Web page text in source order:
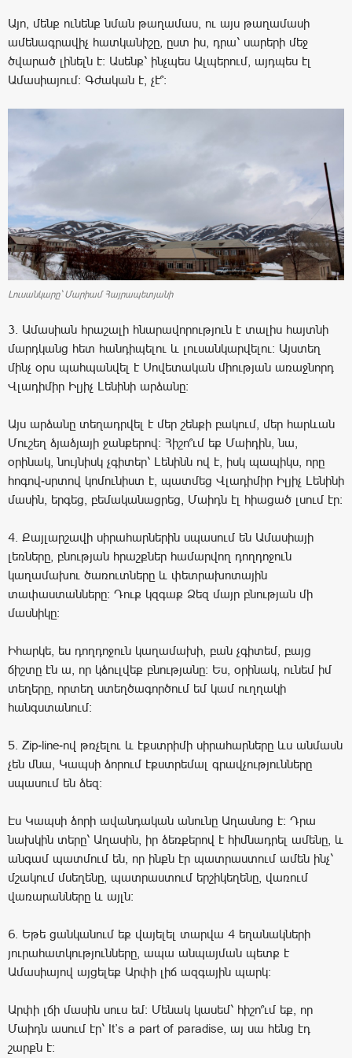
Այո, մենք ունենք նման թաղամաս, ու այս թաղամասի
ամենագրավիչ հատկանիշը, ըստ իս, դրա՝ սարերի մեջ
ծվարած լինելն է: Ասենք՝ ինչպես Ալպերում, այդպես էլ
Ամասիայում: Գժական է, չէ՞։
Լուսանկարը` Մարիամ Հայրապետյանի
3. Ամասիան հրաշալի հնարավորություն է տալիս հայտնի
մարդկանց հետ հանդիպելու և լուսանկարվելու: Այստեղ
մինչ օրս պահպանվել է Սովետական միության առաջնորդ
Վլադիմիր Իլյիչ Լենինի արձանը։
Այս արձանը տեղադրվել է մեր շենքի բակում, մեր հարևան
Մուշեղ ձյաձյայի ջանքերով: Հիշո՞ւմ եք Մաիդին, նա,
օրինակ, նույնիսկ չգիտեր՝ Լենինն ով է, իսկ պապիկս, որը
հոգով-սրտով կոմունիստ է, պատմեց Վլադիմիր Իլյիչ Լենինի
մասին, երգեց, բեմականացրեց, Մաիդն էլ հիացած լսում էր։
4. Քայլարշավի սիրահարներին սպասում են Ամասիայի
լեռները, բնության հրաշքներ համարվող դողդոջուն
կաղամախու ծառուտները և փետրախոտային
տափաստանները։ Դուք կզգաք Ձեզ մայր բնության մի
մասնիկը։
Իհարկե, ես դողդոջուն կաղամախի, բան չգիտեմ, բայց
ճիշտը էն ա, որ կձուլվեք բնությանը: Ես, օրինակ, ունեմ իմ
տեղերը, որտեղ ստեղծագործում եմ կամ ուղղակի
հանգստանում:
5. Zip-line-ով թռչելու և էքստրիմի սիրահարները ևս անմասն
չեն մնա, Կապսի ձորում էքստրեմալ գրավչությունները
սպասում են ձեզ։
Էս Կապսի ձորի ավանդական անունը Աղասնոց է: Դրա
նախկին տերը՝ Աղասին, իր ձեռքերով է հիմնադրել ամենը, և
անգամ պատմում են, որ ինքն էր պատրաստում ամեն ինչ՝
մշակում մսեղենը, պատրաստում երշիկեղենը, վառում
վառարանները և այլն:
6. Եթե ցանկանում եք վայելել տարվա 4 եղանակների
յուրահատկությունները, ապա անպայման պետք է
Ամասիայով այցելեք Արփի լիճ ազգային պարկ։
Արփի լճի մասին սուս եմ: Մենակ կասեմ՝ հիշո՞ւմ եք, որ
Մաիդն ասում էր՝ It’s a part of paradise, այ սա հենց էդ
շարքն է: